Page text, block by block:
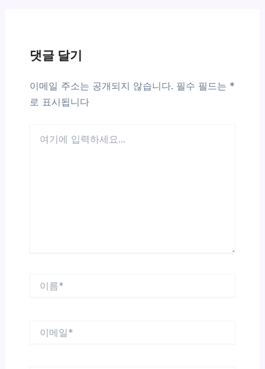
댓글 달기
이메일 주소는 공개되지 않습니다. 필수 필드는 *
로 표시됩니다